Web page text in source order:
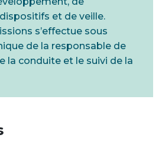
et de veille.
s’effectue sous
de la responsable de
la conduite et le suivi de la